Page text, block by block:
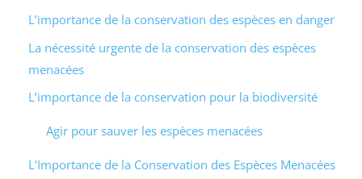
L’importance de la conservation des espèces en danger
La nécessité urgente de la conservation des espèces
menacées
L’importance de la conservation pour la biodiversité
Agir pour sauver les espèces menacées
L’Importance de la Conservation des Espèces Menacées